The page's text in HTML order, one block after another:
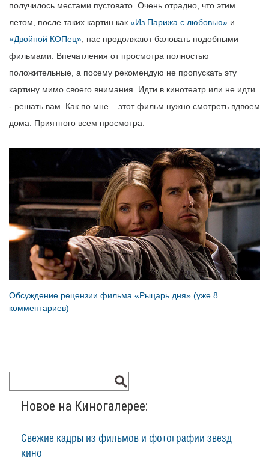
получилось местами пустовато. Очень отрадно, что этим
летом, после таких картин как «Из Парижа с любовью» и
«Двойной КОПец» , нас продолжают баловать подобными
фильмами. Впечатления от просмотра полностью
положительные, а посему рекомендую не пропускать эту
картину мимо своего внимания. Идти в кинотеатр или не идти
- решать вам. Как по мне – этот фильм нужно смотреть вдвоем
дома. Приятного всем просмотра.
Обсуждение рецензии фильма «Рыцарь дня» (уже 8
комментариев)
Новое на Киногалерее:
Свежие кадры из фильмов и фотографии звезд
кино